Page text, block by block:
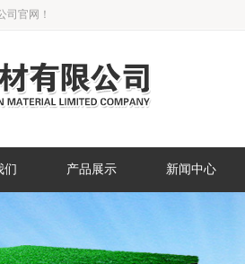
司官网！
们 产品展示 新闻中心